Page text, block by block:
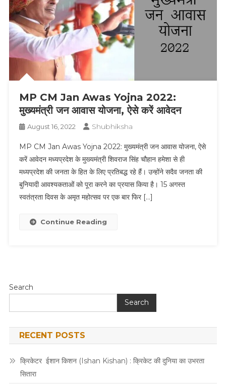
MP CM Jan Awas Yojna 2022:
मुख्यमंत्री जन आवास योजना, ऐसे करें आवेदन
August 16, 2022 Shubhiksha
MP CM Jan Awas Yojna 2022: मुख्यमंत्री जन आवास योजना, ऐसे
करें आवेदन मध्यप्रदेश के मुख्यमंत्री शिवराज सिंह चौहान हमेशा से ही
मध्यप्रदेश की जनता के हित के लिए प्रतिबद्ध रहे हैं। उन्होंने सदैव जनता की
बुनियादी आवश्यकताओं को पूरा करने का प्रयास किया है। 15 अगस्त
स्वतंत्रता दिवस के अमृत महोत्सव पर एक बार फिर […]
Continue Reading
Search
Search
RECENT POSTS
क्रिकेटर ईशान किशन (Ishan Kishan) : क्रिकेट की दुनिया का उभरता
सितारा